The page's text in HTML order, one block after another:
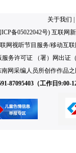
关于我们
ICP备05022042号) 互联网
网视听节目服务/移动互
服务许可证 （署）网出证
网采编人员所创作作品
87095403（工作日9:00-